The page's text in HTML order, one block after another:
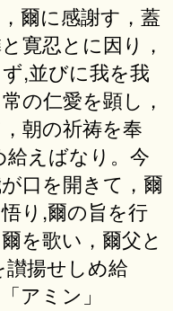
爾に感謝す，蓋
寛忍とに因り，
,並びに我を我
の仁愛を顕し，
朝の祈祷を奉
給えばなり。今
口を開きて，爾
り,爾の旨を行
を歌い，爾父と
揚せしめ給
アミン」